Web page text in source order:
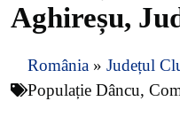
Aghireșu,
România » Județul
Populație Dâncu,